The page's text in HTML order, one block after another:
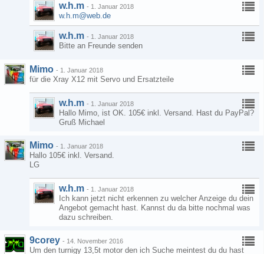
w.h.m - 1. Januar 2018
w.h.m@web.de
w.h.m - 1. Januar 2018
Bitte an Freunde senden
Mimo - 1. Januar 2018
für die Xray X12 mit Servo und Ersatzteile
w.h.m - 1. Januar 2018
Hallo Mimo, ist OK. 105€ inkl. Versand. Hast du PayPal?
Gruß Michael
Mimo - 1. Januar 2018
Hallo 105€ inkl. Versand.
LG
w.h.m - 1. Januar 2018
Ich kann jetzt nicht erkennen zu welcher Anzeige du dein
Angebot gemacht hast. Kannst du da bitte nochmal was
dazu schreiben.
9corey - 14. November 2016
Um den turnigy 13,5t motor den ich Suche meintest du du hast